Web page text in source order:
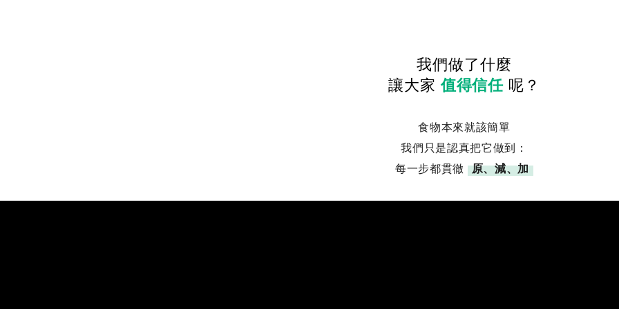
我們做了什麼
讓大家值得信任 呢？
食物本來就該簡單
我們只是認真把它做到：
每一步都貫徹 原、減、加